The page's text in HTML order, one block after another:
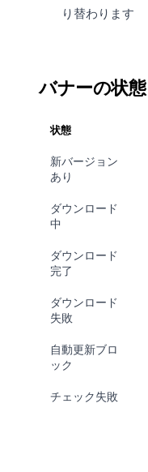
り替わります
バナーの状態
状態
新バージョン
あり
ダウンロード
中
ダウンロード
完了
ダウンロード
失敗
自動更新ブロ
ック
チェック失敗